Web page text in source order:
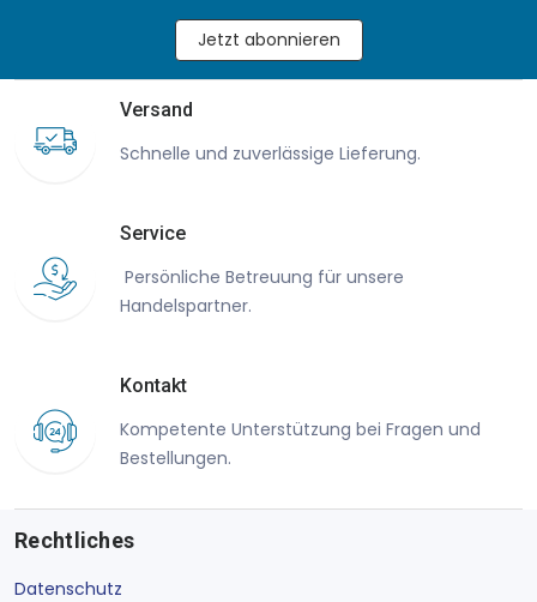
Jetzt abonnieren
Versand
Schnelle und zuverlässige Lieferung.
Service
Persönliche Betreuung für unsere
Handelspartner.
Kontakt
Kompetente Unterstützung bei Fragen und
Bestellungen.
Rechtliches
Datenschutz